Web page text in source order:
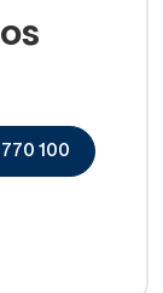
100